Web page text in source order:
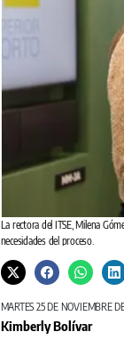
La rectora del ITSE, Milena
necesidades del proceso.
MARTES 25 DE NOVIEMBRE
Kimberly Bolívar